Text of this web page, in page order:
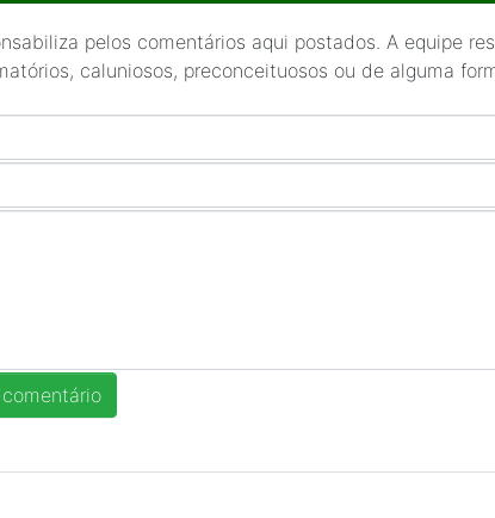
pelos comentários aqui postados. A equipe
caluniosos, preconceituosos ou de alguma